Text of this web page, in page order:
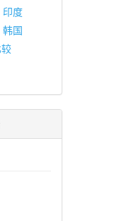
印度
韩国